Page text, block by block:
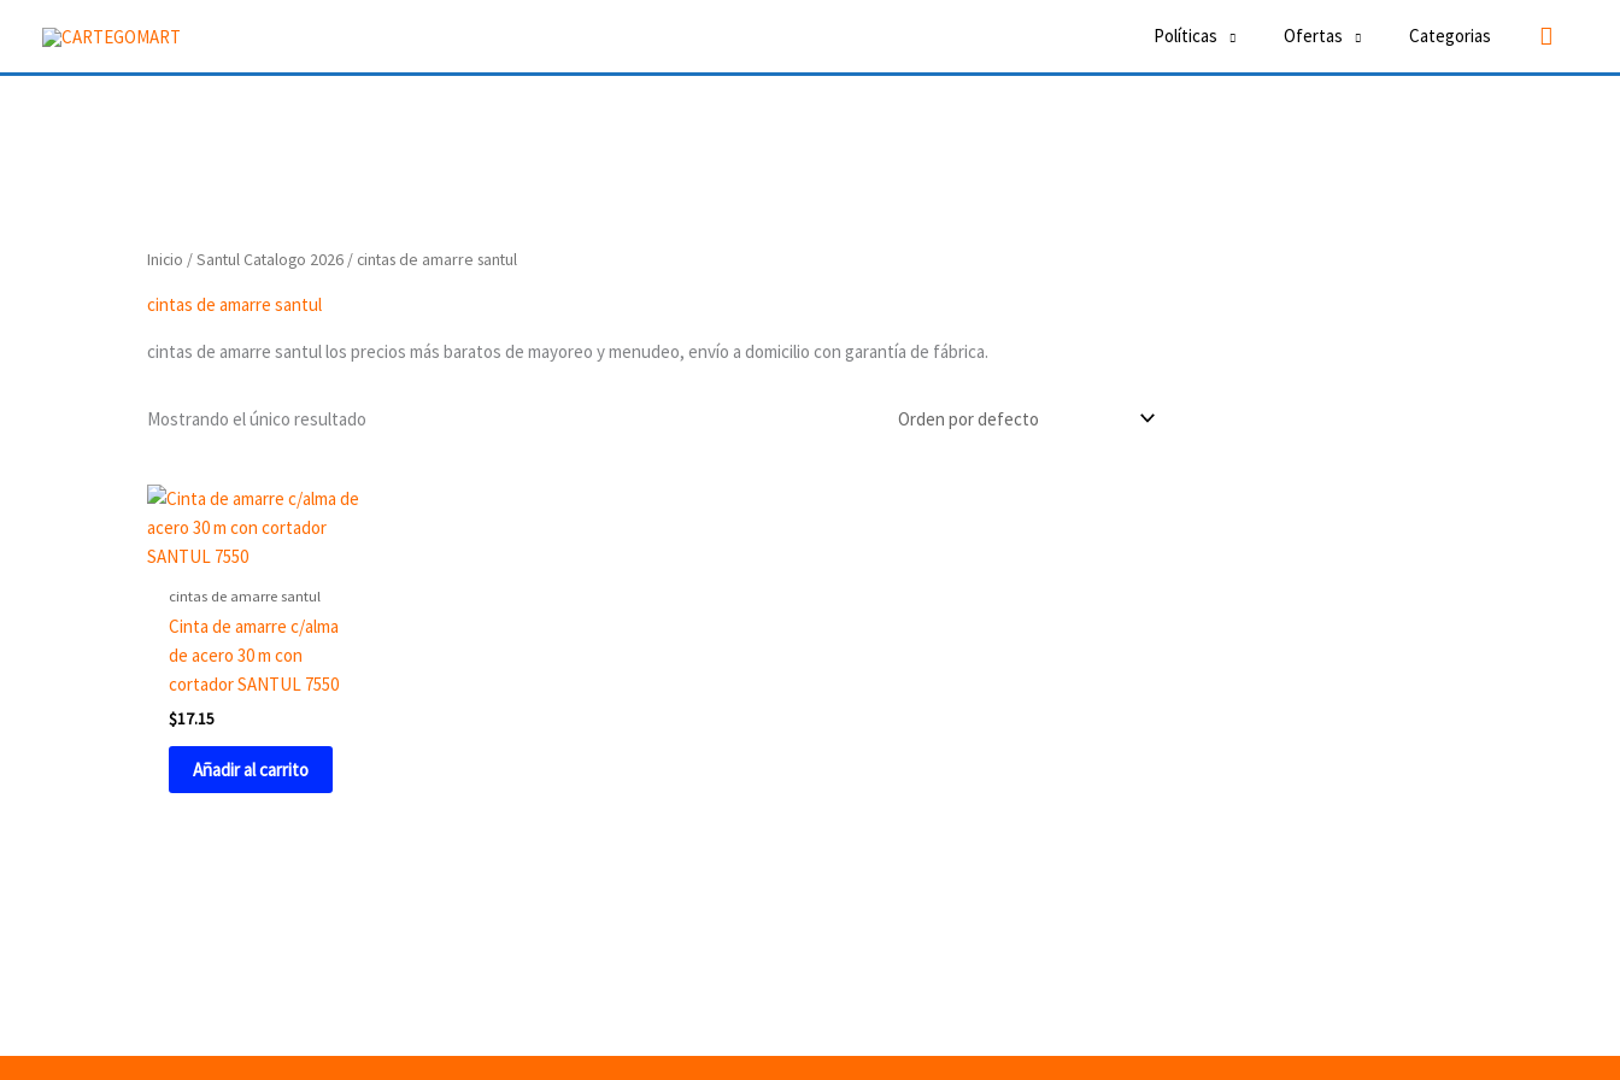
contenido
Políticas Ofertas Categorias Buscar
Inicio /Santul Catalogo 2026 / cintas de amarre santul
cintas de amarre santul
cintas de amarre santul los precios más baratos de mayoreo y menudeo, envío a domicilio con garantía de fábrica.
Mostrando el único resultado
cintas de amarre santul
Cinta de amarre c/alma
de acero 30 m con
cortador SANTUL 7550
$17.15
Añadir al carrito